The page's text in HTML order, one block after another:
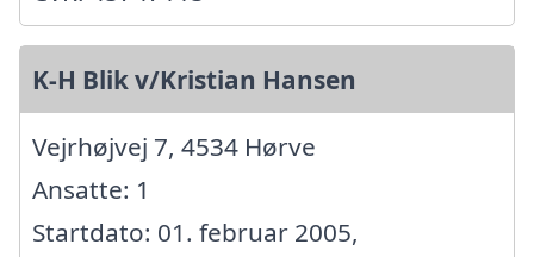
K-H Blik v/Kristian Hansen
Vejrhøjvej 7, 4534 Hørve
Ansatte: 1
Startdato: 01. februar 2005,